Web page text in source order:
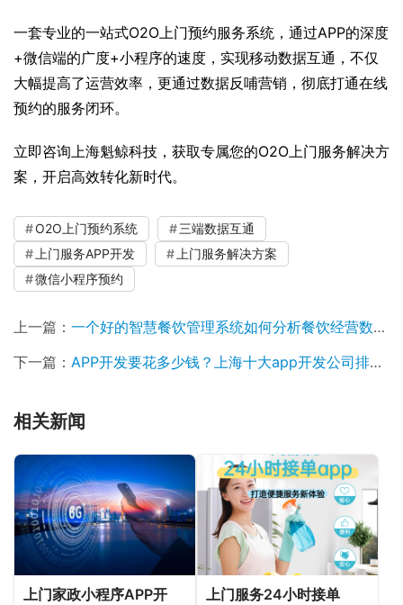
一套专业的一站式O2O上门预约服务系统，通过APP的深度
+微信端的广度+小程序的速度，实现移动数据互通，不仅
大幅提高了运营效率，更通过数据反哺营销，彻底打通在线
预约的服务闭环。
立即咨询上海魁鲸科技，获取专属您的O2O上门服务解决方
案，开启高效转化新时代。
O2O上门预约系统
三端数据互通
上门服务APP开发
上门服务解决方案
微信小程序预约
上一篇： 一个好的智慧餐饮管理系统如何分析餐饮经营数据？
下一篇： APP开发要花多少钱？上海十大app开发公司排名榜推荐！
相关新闻
上门家政小程序APP开
上门服务24小时接单